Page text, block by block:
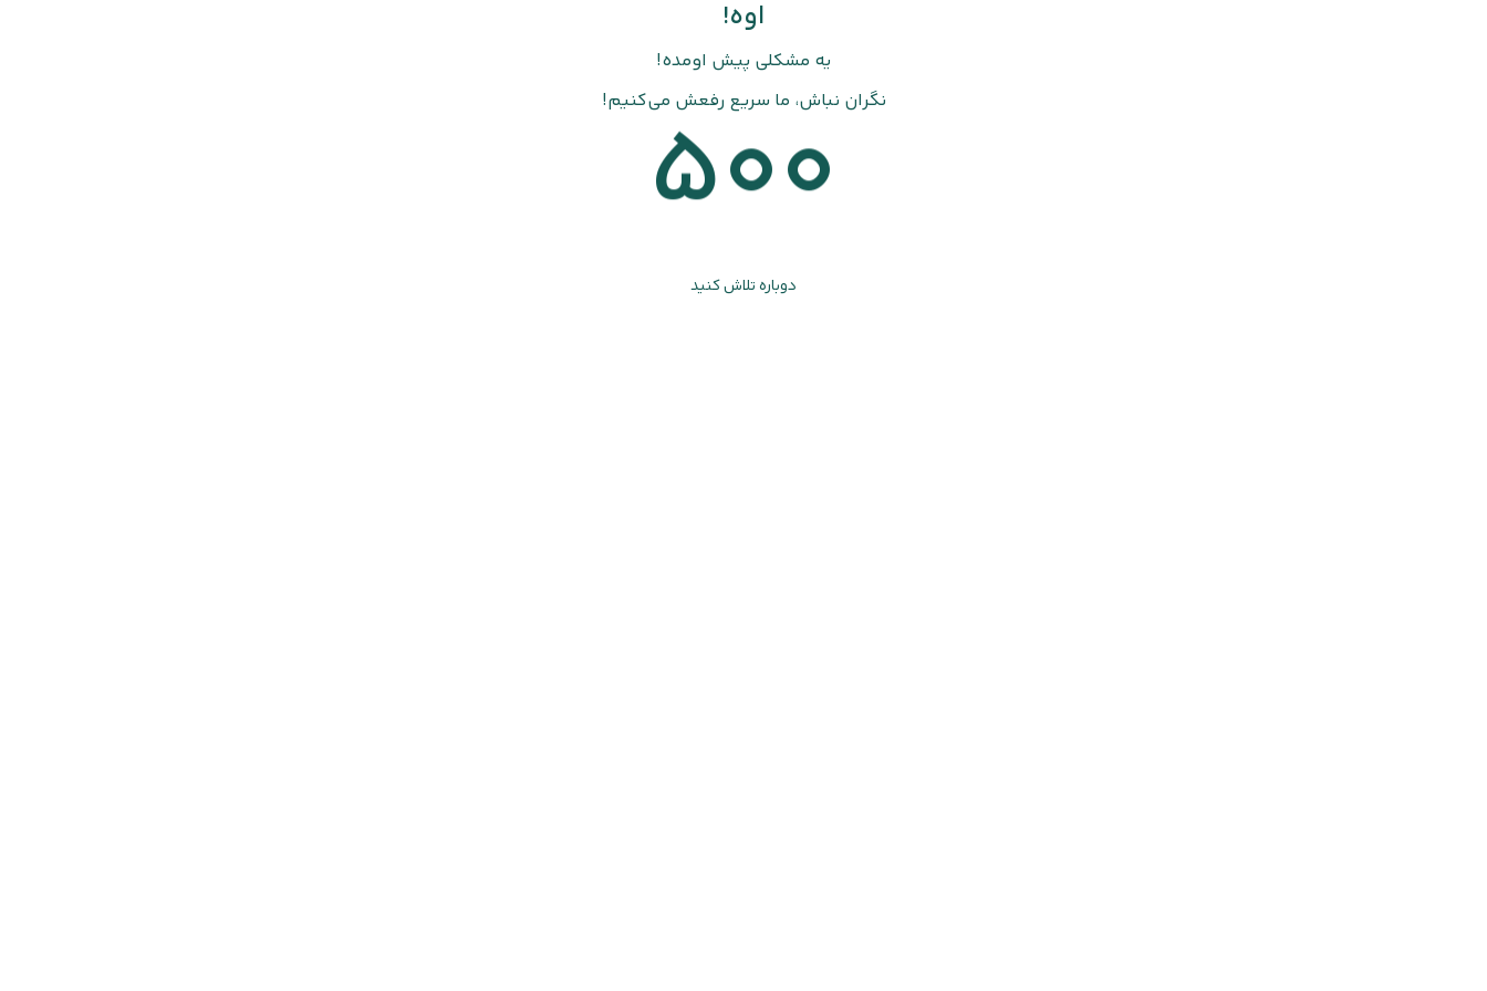
اوه!
یه مشکلی پیش اومده!
نگران نباش، ما سریع رفعش می‌کنیم!
500
دوباره تلاش کنید